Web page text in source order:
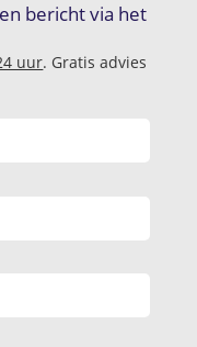
bericht via het
uur. Gratis advies